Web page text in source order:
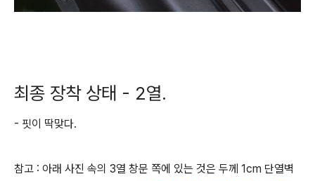
최종 장착 상태 - 2열.
- 핏이 딱맞다.
참고 : 아래 사진 속의 3열 창문 쪽에 있는 것은 두께 1cm 단열벽